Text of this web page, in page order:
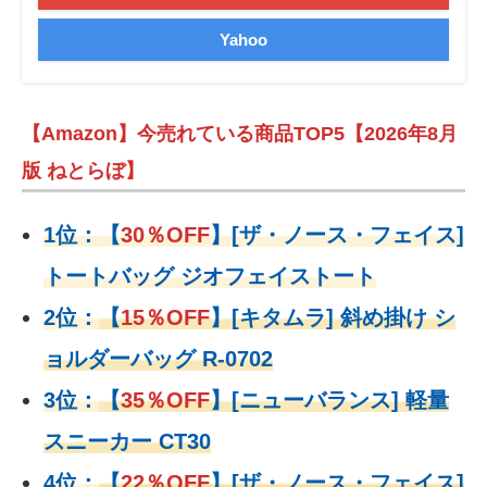
Yahoo
【Amazon】今売れている商品TOP5【2026年8月
版 ねとらぼ】
1位：【30％OFF】[ザ・ノース・フェイス]
トートバッグ ジオフェイストート
2位：【15％OFF】[キタムラ] 斜め掛け シ
ョルダーバッグ R-0702
3位：【35％OFF】[ニューバランス] 軽量
スニーカー CT30